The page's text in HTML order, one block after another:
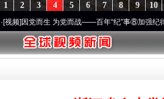
10
9
8
7
6
5
4
3
2
1
生 为党而战——百年“纪”事⑧加强纪律..·[视频]牢